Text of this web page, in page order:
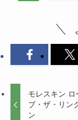
モレスキン ロ
ブ・ザ・リン
ン